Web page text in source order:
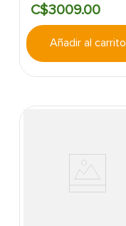
EC
C$3009.00
Añadir al carrito